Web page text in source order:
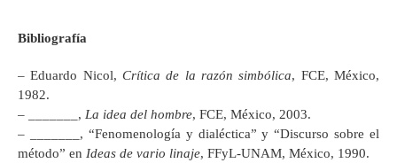
Bibliografía
– Eduardo Nicol, Crítica de la razón simbólica, FCE, México,
1982.
– _______, La idea del hombre, FCE, México, 2003.
– _______, “Fenomenología y dialéctica” y “Discurso sobre el
método” en Ideas de vario linaje, FFyL-UNAM, México, 1990.